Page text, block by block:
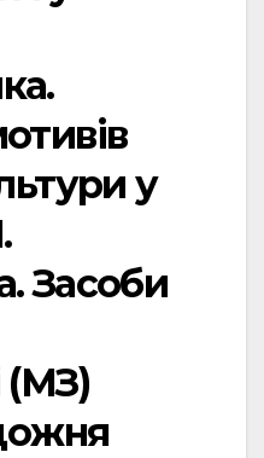
у
Засоби
(МЗ)